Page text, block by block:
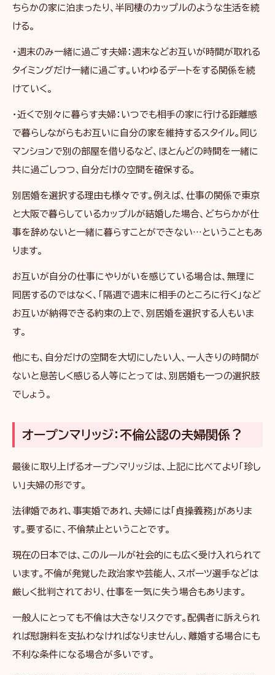
ちらかの家に泊まったり、半同棲のカップルのような生活を続
ける。
・週末のみ一緒に過ごす夫婦：週末などお互いが時間が取れる
タイミングだけ一緒に過ごす。いわゆるデートをする関係を続
けていく。
・近くで別々に暮らす夫婦：いつでも相手の家に行ける距離感
で暮らしながらもお互いに自分の家を維持するスタイル。同じ
マンションで別の部屋を借りるなど、ほとんどの時間を一緒に
共に過ごしつつ、自分だけの空間を確保する。
別居婚を選択する理由も様々です。例えば、仕事の関係で東京
と大阪で暮らしているカップルが結婚した場合、どちらかが仕
事を辞めないと一緒に暮らすことができない…ということもあ
ります。
お互いが自分の仕事にやりがいを感じている場合は、無理に
同居するのではなく、「隔週で週末に相手のところに行く」など
お互いが納得できる約束の上で、別居婚を選択する人もいま
す。
他にも、自分だけの空間を大切にしたい人、一人きりの時間が
ないと息苦しく感じる人等にとっては、別居婚も一つの選択肢
でしょう。
オープンマリッジ：不倫公認の夫婦関係？
最後に取り上げるオープンマリッジは、上記に比べてより「珍し
い」夫婦の形です。
法律婚であれ、事実婚であれ、夫婦には「貞操義務」がありま
す。要するに、不倫禁止ということです。
現在の日本では、このルールが社会的にも広く受け入れられて
います。不倫が発覚した政治家や芸能人、スポーツ選手などは
厳しく批判されており、仕事を一気に失う場合もあります。
一般人にとっても不倫は大きなリスクです。配偶者に訴えられ
れば慰謝料を支払わなければなりませんし、離婚する場合にも
不利な条件になる場合が多いです。